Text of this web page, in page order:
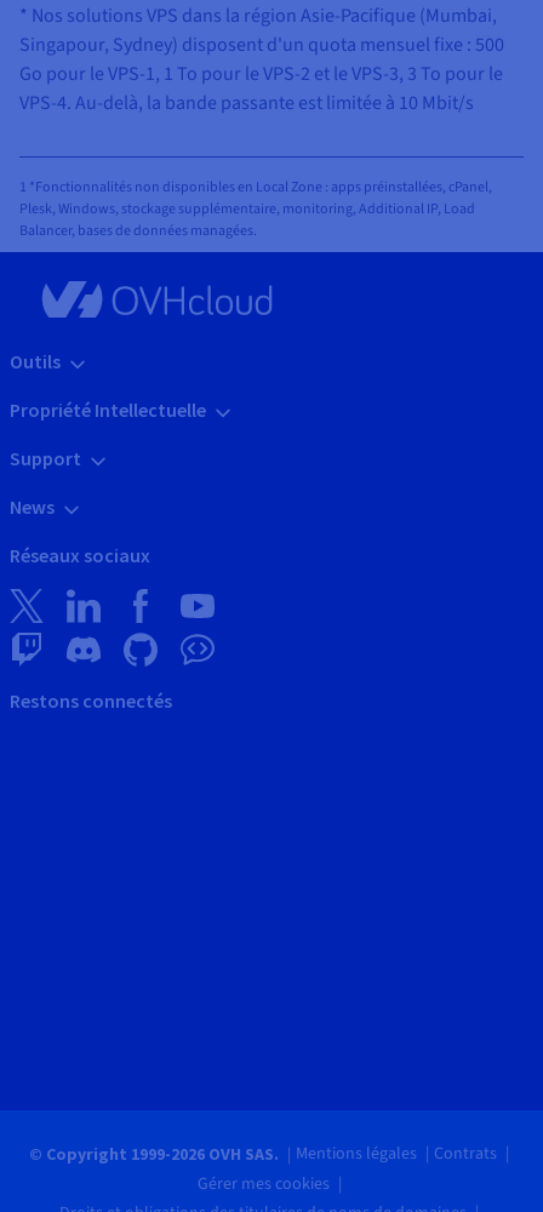
* Nos solutions VPS dans la région Asie-Pacifique (Mumbai,
Singapour, Sydney) disposent d'un quota mensuel fixe : 500
Go pour le VPS-1, 1 To pour le VPS-2 et le VPS-3, 3 To pour le
VPS-4. Au-delà, la bande passante est limitée à 10 Mbit/s
1 *Fonctionnalités non disponibles en Local Zone : apps préinstallées, cPanel,
Plesk, Windows, stockage supplémentaire, monitoring, Additional IP, Load
Balancer, bases de données managées.
Outils
Propriété Intellectuelle
Support
News
Réseaux sociaux
Restons connectés
© Copyright 1999-2026 OVH SAS. Mentions légales
Contrats
Gérer mes cookies